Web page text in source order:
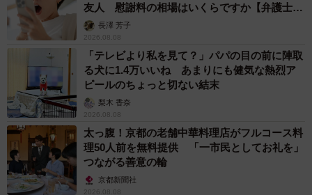
友人 慰謝料の相場はいくらですか【弁護士が
解説】長澤 芳子
2026.08.08
「テレビより私を見て？」パパの目の前に陣取
る犬に1.4万いいね あまりにも健気な熱烈ア
ピールのちょっと切ない結末
梨木 香奈
2026.08.08
太っ腹！京都の老舗中華料理店がフルコース料
理50人前を無料提供 「一市民としてお礼を」
つながる善意の輪
京都新聞社
2026.08.08